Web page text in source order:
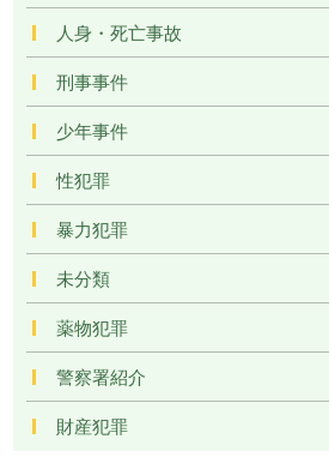
人身・死亡事故
刑事事件
少年事件
性犯罪
暴力犯罪
未分類
薬物犯罪
警察署紹介
財産犯罪